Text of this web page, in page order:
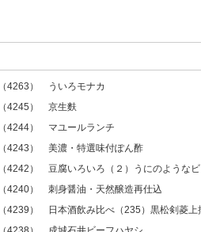
4263） ういろモナカ
4245） 京生麩
4244） マユールランチ
4243） 美濃・特選味付ぽん酢
4242） 豆腐いろいろ（２）うにのような
4240） 刺身醤油・天然醸造再仕込
4239） 日本酒飲み比べ（235）黒松剣菱上